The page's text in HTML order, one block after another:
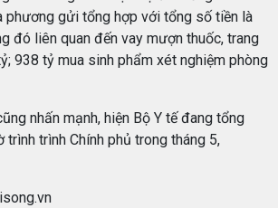
phương gửi tổng hợp với tổng số tiền là
đó liên quan đến vay mượn thuốc, trang
938 tỷ mua sinh phẩm xét nghiệm phòng
nhấn mạnh, hiện Bộ Y tế đang tổng
trình trình Chính phủ trong tháng 5,